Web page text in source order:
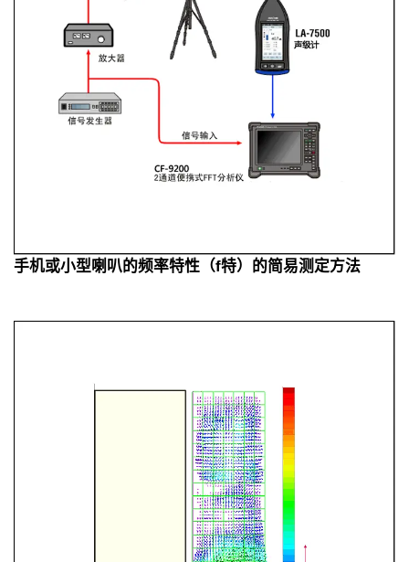
手机或小型喇叭的频率特性（f特）的简易测定方法